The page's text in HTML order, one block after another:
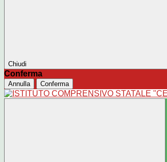
Chiudi
Conferma
Annulla Conferma